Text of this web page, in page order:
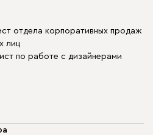
отдела корпоративных продаж
лиц
по работе с дизайнерами